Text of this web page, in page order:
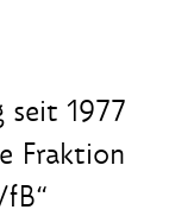
seit 1977
Fraktion